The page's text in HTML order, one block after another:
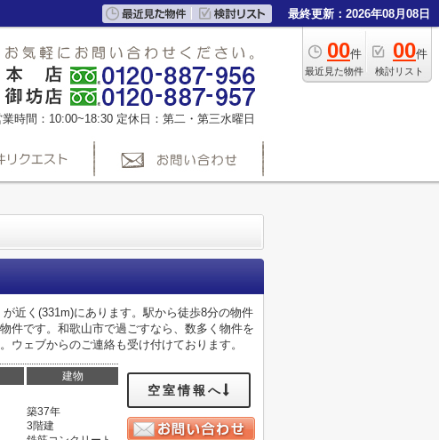
最終更新：2026年08月08日
00件
最近見た物件
00件
検討リスト
業時間：10:00~18:30 定休日：第二・第三水曜日
近く(331m)にあります。駅から徒歩8分の物件
件です。和歌山市で過ごすなら、数多く物件を
ウェブからのご連絡も受け付けております。
建物
築37年
3階建
空室情報へ